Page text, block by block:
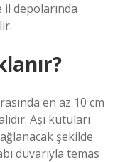
depolarında
en az 10 cm
Aşı kutuları
şekilde
duvarıyla temas